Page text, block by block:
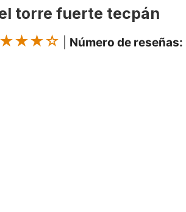
torre fuerte tecpán
Número de reseñas: